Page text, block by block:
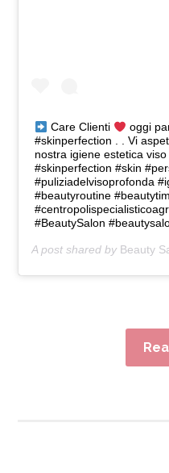
Care Clienti
oggi
#skinperfection . . Vi
nostra igiene estetica
#skinperfection #skin
#puliziadelvisoprofonda
#beautyroutine
#BeautySalon
A post shared by Beauty